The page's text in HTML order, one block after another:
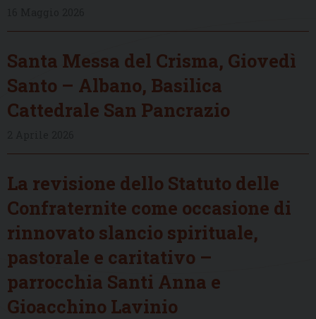
Santa Messa del Crisma, Giovedì
Santo – Albano, Basilica
Cattedrale San Pancrazio
La revisione dello Statuto delle
Confraternite come occasione di
rinnovato slancio spirituale,
pastorale e caritativo –
parrocchia Santi Anna e
Gioacchino Lavinio